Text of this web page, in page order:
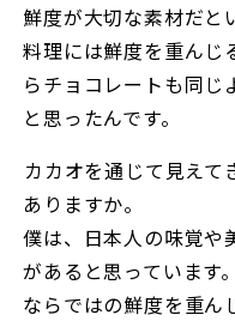
鮮度が大切な素材だと
料理には鮮度を重んじ
らチョコレートも同
と思ったんです。
――カカオを通じて見え
ありますか。
僕は、日本人の味覚や
があると思っています
ならではの鮮度を重ん